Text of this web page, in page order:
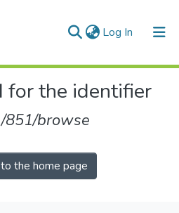
Log In (current)
for the identifier
851/browse
the home page